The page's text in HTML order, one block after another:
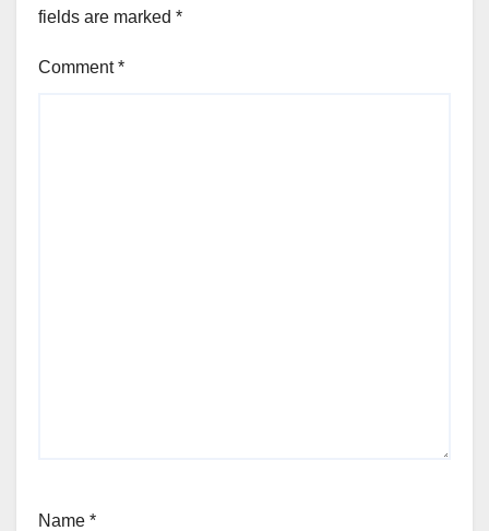
fields are marked *
Comment*
Name *